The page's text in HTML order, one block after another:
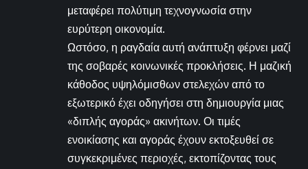
μεταφέρει πολύτιμη τεχνογνωσία στην
ευρύτερη οικονομία.
Ωστόσο, η ραγδαία αυτή ανάπτυξη φέρνει μαζί
της σοβαρές κοινωνικές προκλήσεις. Η μαζική
κάθοδος υψηλόμισθων στελεχών από το
εξωτερικό έχει οδηγήσει στη δημιουργία μιας
«διπλής αγοράς» ακινήτων. Οι τιμές
ενοικίασης και αγοράς έχουν εκτοξευθεί σε
συγκεκριμένες περιοχές, εκτοπίζοντας τους